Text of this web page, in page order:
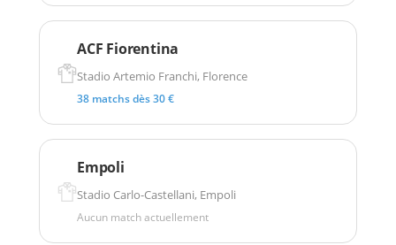
ACF Fiorentina
Stadio Artemio Franchi, Florence
38 matchs dès 30 €
Empoli
Stadio Carlo-Castellani, Empoli
Aucun match actuellement